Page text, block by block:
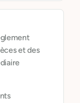
soutenons
de
:
éco-
et des